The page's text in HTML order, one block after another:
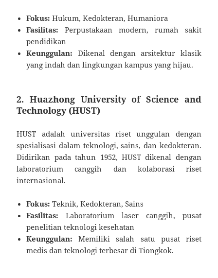
Fokus: Hukum, Kedokteran, Humaniora
Fasilitas: Perpustakaan modern, rumah sakit
pendidikan
Keunggulan: Dikenal dengan arsitektur klasik
yang indah dan lingkungan kampus yang hijau.
2.Huazhong University of Science and
Technology (HUST)
HUST adalah universitas riset unggulan dengan
spesialisasi dalam teknologi, sains, dan kedokteran.
Didirikan pada tahun 1952, HUST dikenal dengan
laboratorium canggih dan kolaborasi riset
internasional.
Fokus: Teknik, Kedokteran, Sains
Fasilitas: Laboratorium laser canggih, pusat
penelitian teknologi kesehatan
Keunggulan: Memiliki salah satu pusat riset
medis dan teknologi terbesar di Tiongkok.